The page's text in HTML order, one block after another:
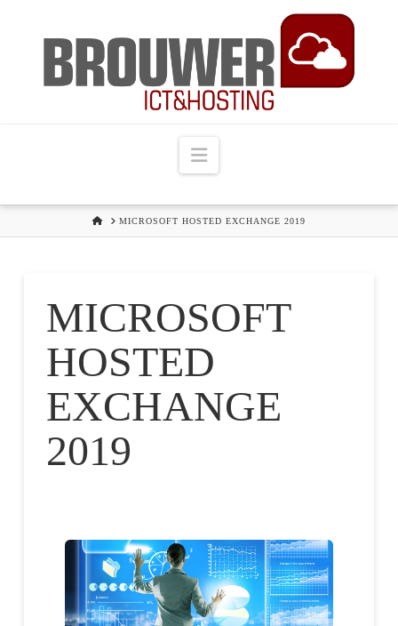
Navigation
HOMEMICROSOFT HOSTED EXCHANGE 2019
MICROSOFT
HOSTED
EXCHANGE
2019